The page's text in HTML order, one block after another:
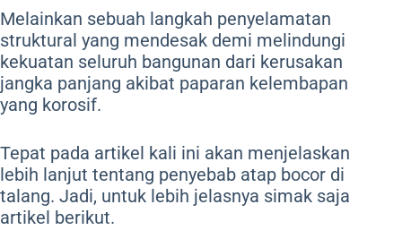
Melainkan sebuah langkah penyelamatan
struktural yang mendesak demi melindungi
kekuatan seluruh bangunan dari kerusakan
jangka panjang akibat paparan kelembapan
yang korosif.
Tepat pada artikel kali ini akan menjelaskan
lebih lanjut tentang penyebab atap bocor di
talang. Jadi, untuk lebih jelasnya simak saja
artikel berikut.